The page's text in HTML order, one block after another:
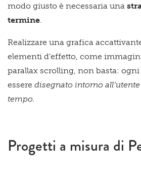
modo giusto è necessaria una
termine
Realizzare una grafica
elementi d’effetto, come
parallax scrolling, non basta:
essere disegnato intorno all’utente
tempo.
Progetti a misura di